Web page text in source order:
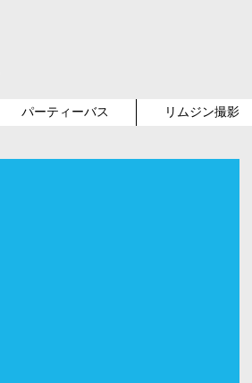
パーティーバス リムジン撮影